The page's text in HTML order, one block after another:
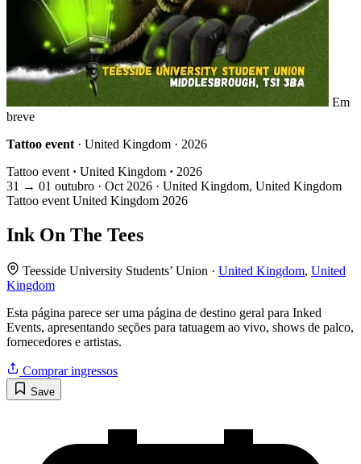
Em
breve
Tattoo event · United Kingdom · 2026
Tattoo event · United Kingdom · 2026
31 → 01 outubro · Oct 2026 · United Kingdom, United Kingdom
Tattoo event United Kingdom 2026
Ink On The Tees
Teesside University Students’ Union · United Kingdom, United
Kingdom
Esta página parece ser uma página de destino geral para Inked
Events, apresentando seções para tatuagem ao vivo, shows de palco,
fornecedores e artistas.
Comprar ingressos
Save